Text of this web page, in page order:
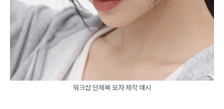
워크샵 단체복 모자 제작 예시